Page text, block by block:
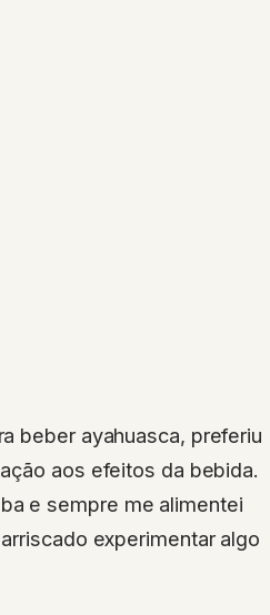
beber ayahuasca, preferiu
aos efeitos da bebida.
e sempre me alimentei
experimentar algo